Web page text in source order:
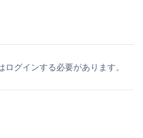
ログインする必要があります。